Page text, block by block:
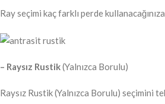
Ray seçimi kaç farklı perde
– Raysız Rustik(Yalnızca Borulu)
Raysız Rustik (Yalnızca Borulu) seçimini